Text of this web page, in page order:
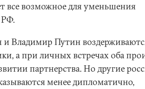
все возможное для уменьшения
РФ.
Владимир Путин
а при личных встречах оба
партнерства. Но другие
менее дипломатично,